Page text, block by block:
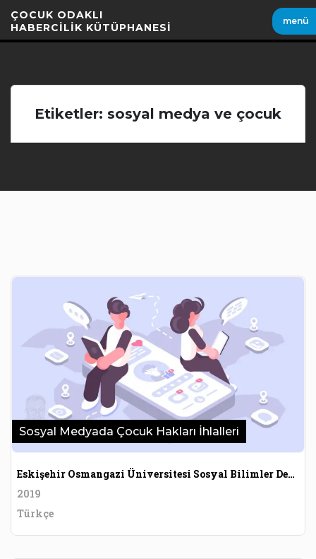
Geç
ÇOCUK ODAKLI
HABERCİLİK KÜTÜPHANESİ
menü
Etiketler: sosyal medya ve çocuk
Sosyal Medyada Çocuk Hakları İhlalleri
Eskişehir Osmangazi Üniversitesi Sosyal Bilimler Dergisi
2019
Türkçe